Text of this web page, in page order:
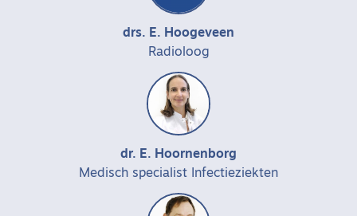
drs. E. Hoogeveen
Radioloog
dr. E. Hoornenborg
Medisch specialist Infectieziekten